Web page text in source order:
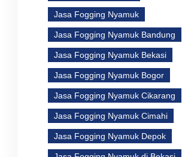
Jasa Fogging Nyamuk
Jasa Fogging Nyamuk Bandung
Jasa Fogging Nyamuk Bekasi
Jasa Fogging Nyamuk Bogor
Jasa Fogging Nyamuk Cikarang
Jasa Fogging Nyamuk Cimahi
Jasa Fogging Nyamuk Depok